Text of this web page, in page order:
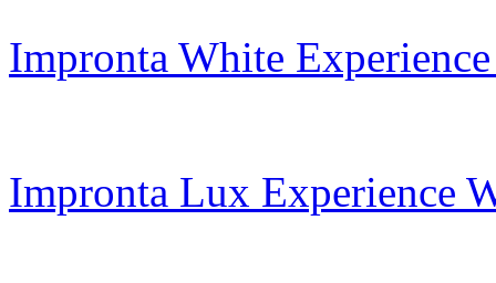
Impronta White
Impronta Lux Experience